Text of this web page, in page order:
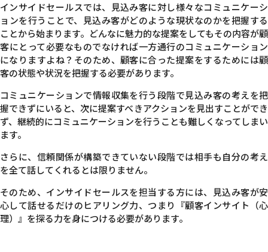
インサイドセールスでは、見込み客に対し様々なコミュニケーシ
ョンを行うことで、見込み客がどのような現状なのかを把握する
ことから始まります。 どんなに魅力的な提案をしてもその内容が顧
客にとって必要なものでなければ一方通行のコミュニケーション
になりますよね？そのため、顧客に合った提案をするためには顧
客の状態や状況を把握する必要があります。
コミュニケーションで情報収集を行う段階で見込み客の考えを把
握できずにいると、次に提案すべきアクションを見出すことができ
ず、継続的にコミュニケーションを行うことも難しくなってしまい
ます。
さらに、信頼関係が構築できていない段階では相手も自分の考え
を全て話してくれるとは限りません。
そのため、インサイドセールスを担当する方には、見込み客が安
心して話せるだけのヒアリング力、 つまり『顧客インサイト（心
理）』を探る力を身につける必要があります。